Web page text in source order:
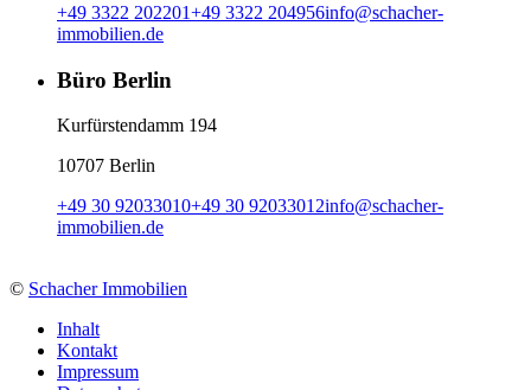
+49 3322 202201+49 3322 204956info@schacher-
immobilien.de
Büro Berlin
Kurfürstendamm 194
10707 Berlin
+49 30 92033010+49 30 92033012info@schacher-
immobilien.de
© Schacher Immobilien
Inhalt
Kontakt
Impressum